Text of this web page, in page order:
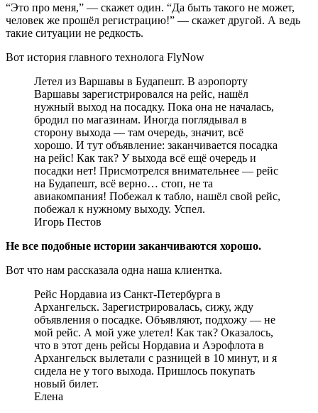
“Это про меня,” — скажет один. “Да быть такого не может,
человек же прошёл регистрацию!” — скажет другой. А ведь
такие ситуации не редкость.
Вот история главного технолога FlyNow
Летел из Варшавы в Будапешт. В аэропорту
Варшавы зарегистрировался на рейс, нашёл
нужный выход на посадку. Пока она не началась,
бродил по магазинам. Иногда поглядывал в
сторону выхода — там очередь, значит, всё
хорошо. И тут объявление: заканчивается посадка
на рейс! Как так? У выхода всё ещё очередь и
посадки нет! Присмотрелся внимательнее — рейс
на Будапешт, всё верно… стоп, не та
авиакомпания! Побежал к табло, нашёл свой рейс,
побежал к нужному выходу. Успел.
Игорь Пестов
Не все подобные истории заканчиваются хорошо.
Вот что нам рассказала одна наша клиентка.
Рейс Нордавиа из Санкт-Петербурга в
Архангельск. Зарегистрировалась, сижу, жду
объявления о посадке. Объявляют, подхожу — не
мой рейс. А мой уже улетел! Как так? Оказалось,
что в этот день рейсы Нордавиа и Аэрофлота в
Архангельск вылетали с разницей в 10 минут, и я
сидела не у того выхода. Пришлось покупать
новый билет.
Елена